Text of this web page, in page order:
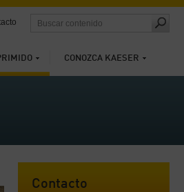
CONOZCA KAESER
Contacto